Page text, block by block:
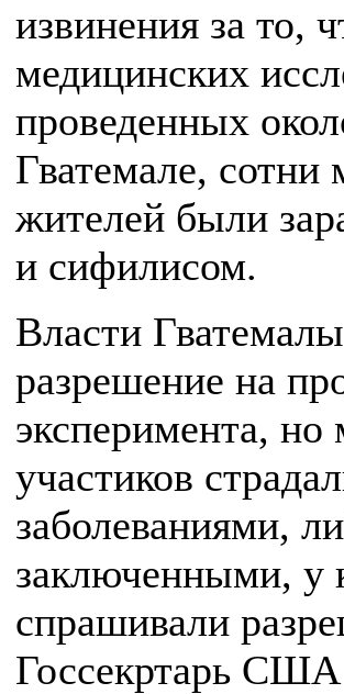
извинения за то,
медицинских
проведенных
Гватемале, сотни
жителей были
и сифилисом.
Власти
разрешение на
эксперимента, но
участиков
заболеваниями,
заключенными, у
спрашивали
Госсекртарь